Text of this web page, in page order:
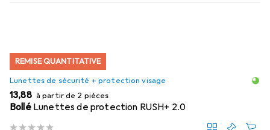
REMISE QUANTITATIVE
Lunettes de sécurité + protection visage
EUR
13,88 à partir de 2 pièces
Bollé Lunettes de protection RUSH+ 2.0